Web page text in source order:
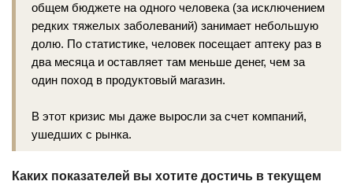
общем бюджете на одного человека (за исключением
редких тяжелых заболеваний) занимает небольшую
долю. По статистике, человек посещает аптеку раз в
два месяца и оставляет там меньше денег, чем за
один поход в продуктовый магазин.
В этот кризис мы даже выросли за счет компаний,
ушедших с рынка.
Каких показателей вы хотите достичь в текущем